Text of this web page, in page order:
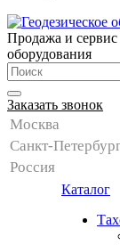
Продажа и сервис
оборудования
Заказать звонок
Москва
Санкт-
Россия
Каталог